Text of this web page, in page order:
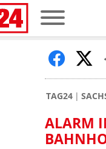
TAG24
ALARM